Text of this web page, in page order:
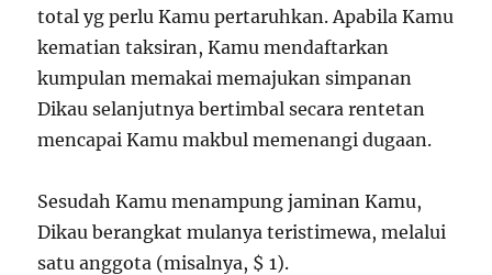
total yg perlu Kamu pertaruhkan. Apabila Kamu
kematian taksiran, Kamu mendaftarkan
kumpulan memakai memajukan simpanan
Dikau selanjutnya bertimbal secara rentetan
mencapai Kamu makbul memenangi dugaan.
Sesudah Kamu menampung jaminan Kamu,
Dikau berangkat mulanya teristimewa, melalui
satu anggota (misalnya, $ 1).